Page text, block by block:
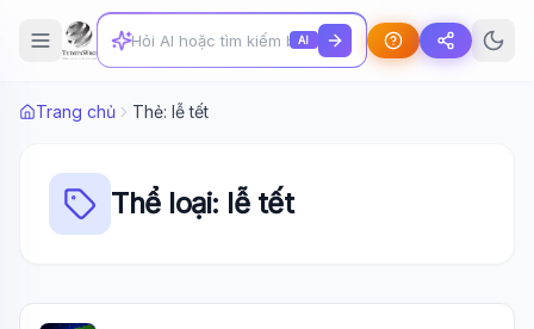
AI
Trang chủ Thẻ: lễ tết
Thể loại: lễ tết